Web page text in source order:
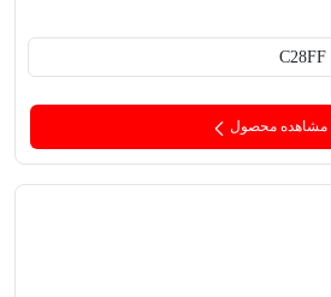
مشاهده محصول